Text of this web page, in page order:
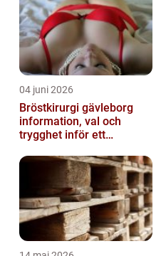
04 juni 2026
Bröstkirurgi gävleborg
information, val och
trygghet inför ett